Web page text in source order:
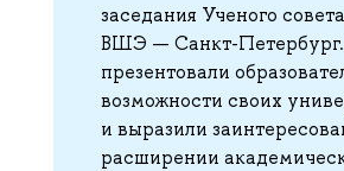
заседания Ученого
ВШЭ — Санкт-
презентовали
возможности своих
и выразили
расширении